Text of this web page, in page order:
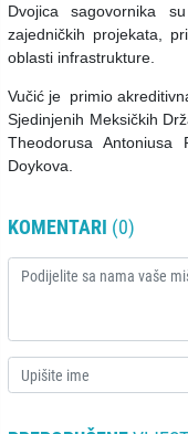
Dvojica sagovornika
zajedničkih projekata,
oblasti infrastrukture.
Vučić je primio
Sjedinjenih Meksičkih
Theodorusa Antoniusa
Doykova.
KOMENTARI (0)